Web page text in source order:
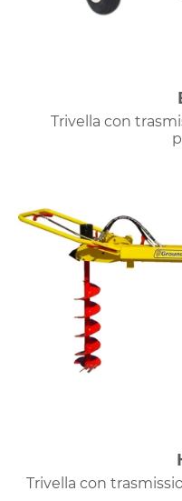
Trivella con
Trivella con